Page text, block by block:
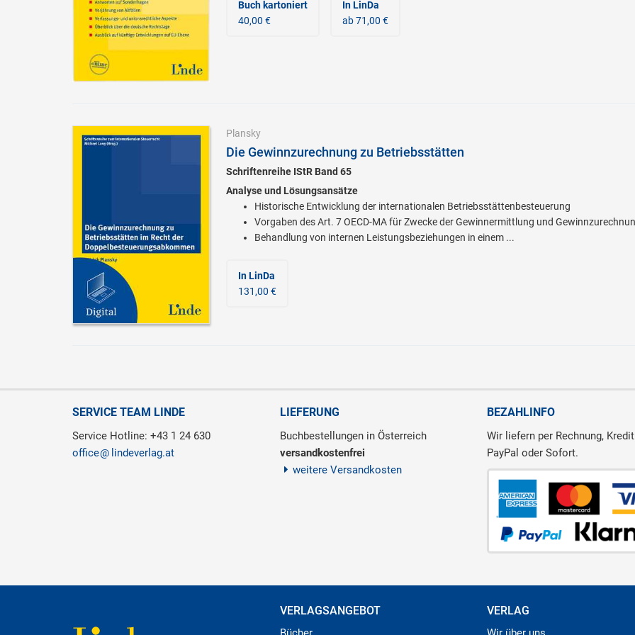
Buch kartoniert
40,00 €
In LinDa
ab 71,00 €
Plansky
Die Gewinnzurechnung zu Betriebsstätten
Schriftenreihe IStR Band 65
Analyse und Lösungsansätze
Historische Entwicklung der internationalen Betriebsstättenbesteuerung
Vorgaben des Art. 7 OECD-MA für Zwecke der Gewinnermittlung und
Behandlung von internen Leistungsbeziehungen in einem ...
In LinDa
131,00 €
SERVICE TEAM LINDE
Service Hotline: +43 1 24 630
office
lindeverlag.at
LIEFERUNG
Buchbestellungen in Österreich
versandkostenfrei
weitere Versandkosten
BEZAHLINFO
Wir liefern per Rechnung,
PayPal oder Sofort.
VERLAGSANGEBOT VERLAG